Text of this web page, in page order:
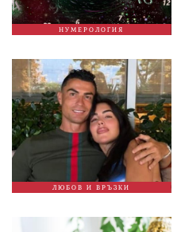
НУМЕРОЛОГИЯ
ЛЮБОВ И ВРЪЗКИ